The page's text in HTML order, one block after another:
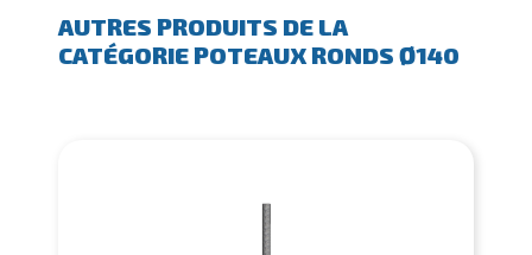
AUTRES PRODUITS DE LA
CATÉGORIE POTEAUX RONDS Ø140